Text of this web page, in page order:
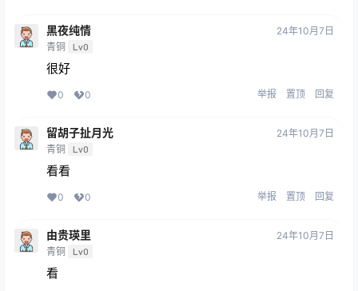
黑夜纯情
青铜 Lv0
24年10月7日
很好
0 0 举报 置顶 回复
留胡子扯月光
青铜 Lv0
24年10月7日
看看
0 0 举报 置顶 回复
由贵瑛里
青铜 Lv0
24年10月7日
看